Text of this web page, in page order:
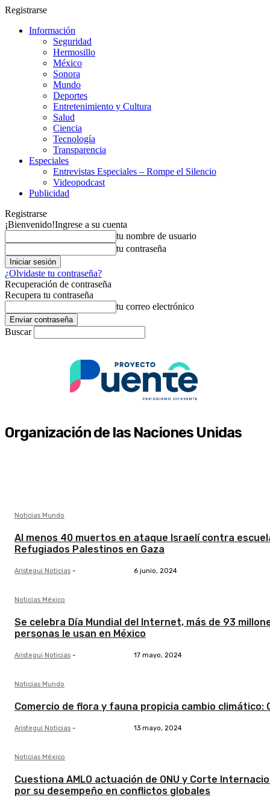
Registrarse
Información
Seguridad
Hermosillo
México
Sonora
Mundo
Deportes
Entretenimiento y Cultura
Salud
Ciencia
Tecnología
Transparencia
Especiales
Entrevistas Especiales – Rompe el Silencio
Videopodcast
Publicidad
Registrarse
¡Bienvenido!Ingrese a su cuenta
tu nombre de usuario
tu contraseña
¿Olvidaste tu contraseña?
Recuperación de contraseña
Recupera tu contraseña
tu correo electrónico
Buscar
Organización de las Naciones Unidas
Noticias Mundo
Al menos 40 muertos en ataque Israelí contra
Refugiados Palestinos en Gaza
Aristegui Noticias - 6 junio, 2024
Noticias México
Se celebra Día Mundial del Internet, más de 93
personas le usan en México
Aristegui Noticias - 17 mayo, 2024
Noticias Mundo
Comercio de flora y fauna propicia cambio climático:
Aristegui Noticias - 13 mayo, 2024
Noticias México
Cuestiona AMLO actuación de ONU y Corte
por su desempeño en conflictos globales